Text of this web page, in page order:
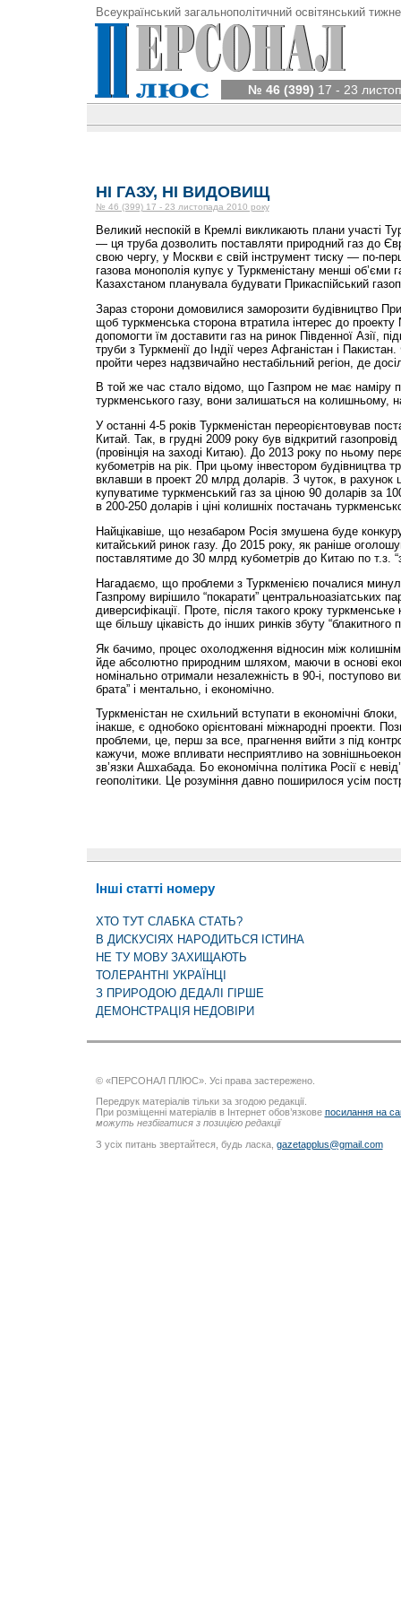
Всеукраїнський загальнополітичний освітянський
№ 46 (399) 17 - 23
НІ ГАЗУ, НІ ВИДОВИЩ
№ 46 (399) 17 - 23 листопада 2010 року
Великий неспокій в Кремлі викликають плани участі
— ця труба дозволить поставляти природний газ до
свою чергу, у Москви є свій інструмент тиску — по-
газова монополія купує у Туркменістану менші об’єми
Казахстаном планувала будувати Прикаспійський
Зараз сторони домовилися заморозити будівництво
щоб туркменська сторона втратила інтерес до
допомогти їм доставити газ на ринок Південної Азії,
труби з Туркменії до Індії через Афганістан і
пройти через надзвичайно нестабільний регіон, де
В той же час стало відомо, що Газпром не має наміру
туркменського газу, вони залишаться на колишньому,
У останні 4-5 років Туркменістан переорієнтовував
Китай. Так, в грудні 2009 року був відкритий
(провінція на заході Китаю). До 2013 року по ньому
кубометрів на рік. При цьому інвестором будівництва
вклавши в проект 20 млрд доларів. З чуток, в рахунок
купуватиме туркменський газ за ціною 90 доларів за 100
в 200-250 доларів і ціні колишніх постачань
Найцікавіше, що незабаром Росія змушена буде
китайський ринок газу. До 2015 року, як раніше
поставлятиме до 30 млрд кубометрів до Китаю по т.з.
Нагадаємо, що проблеми з Туркменією почалися
Газпрому вирішило “покарати” центральноазіатських
диверсифікації. Проте, після такого кроку
ще більшу цікавість до інших ринків збуту “блакитного
Як бачимо, процес охолодження відносин між
йде абсолютно природним шляхом, маючи в основі
номінально отримали незалежність в 90-і, поступово
брата” і ментально, і економічно.
Туркменістан не схильний вступати в економічні
інакше, є однобоко орієнтовані міжнародні проекти.
проблеми, це, перш за все, прагнення вийти з під
кажучи, може впливати несприятливо на
зв’язки Ашхабада. Бо економічна політика Росії є
геополітики. Це розуміння давно поширилося усім
Інші статті номеру
ХТО ТУТ СЛАБКА СТАТЬ?
В ДИСКУСІЯХ НАРОДИТЬСЯ ІСТИНА
НЕ ТУ МОВУ ЗАХИЩАЮТЬ
ТОЛЕРАНТНІ УКРАЇНЦІ
З ПРИРОДОЮ ДЕДАЛІ ГІРШЕ
ДЕМОНСТРАЦІЯ НЕДОВІРИ
© «ПЕРСОНАЛ ПЛЮС». Усі права застережено.
Передрук матеріалів тільки за згодою редакції.
При розміщенні матеріалів в Інтернет обов’язкове посилання на
можуть незбігатися з позицією редакції
З усіх питань звертайтеся, будь ласка, gazetapplus@gmail.com